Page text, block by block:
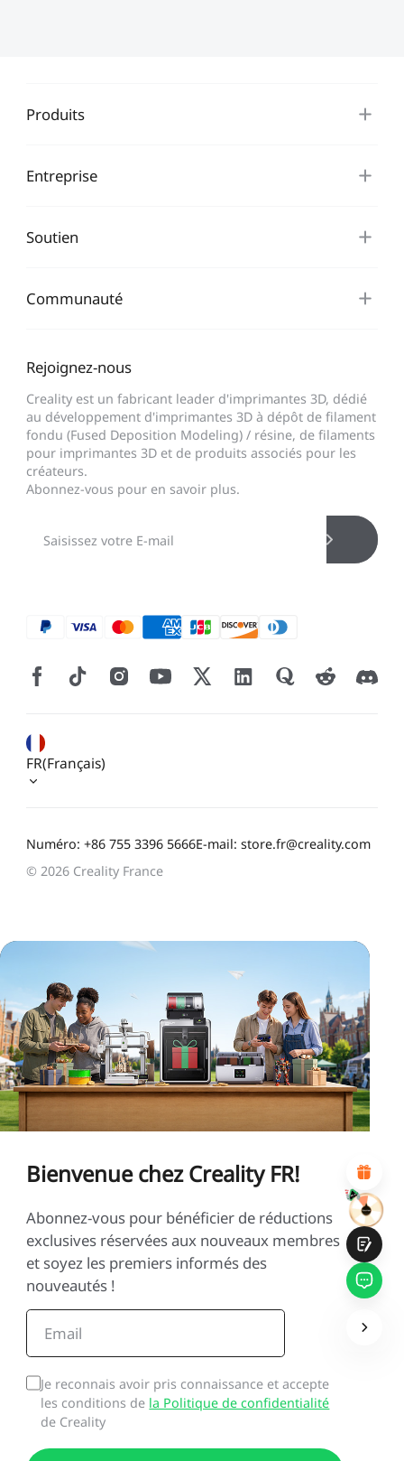
CALIFIQUE VOTRE NIVEAU DE SATISFACTION
AVEC CETTE PAGE:
INSATISFAIT
SATISFAIT
1
2 3 4 6 7 8 9 10
*RAISON DE VOTRE SATISFACTION
Contenu abondant
Chargement rapide de la page
Produits
Entreprise
Soutien
Communauté
Rejoignez-nous
Creality est un fabricant leader d'imprimantes 3D, dédié
au développement d'imprimantes 3D à dépôt de filament
fondu (Fused Deposition Modeling) / résine, de filaments
pour imprimantes 3D et de produits associés pour les
créateurs.
Abonnez-vous pour en savoir plus.
Numéro: +86 755 3396 5666E-mail: store.fr@creality.com
FR(Français)
© 2026 Creality France
Bienvenue chez Creality FR!
Abonnez-vous pour bénéficier de réductions
exclusives réservées aux nouveaux membres
et soyez les premiers informés des
nouveautés !
Je reconnais avoir pris connaissance et accepte
les conditions de la Politique de confidentialité
de Creality